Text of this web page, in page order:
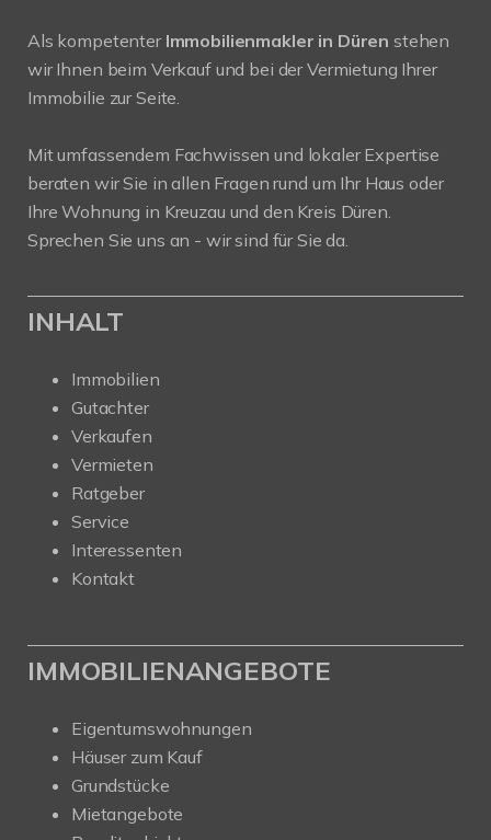
Als kompetenter Immobilienmakler in Düren stehen
wir Ihnen beim Verkauf und bei der Vermietung Ihrer
Immobilie zur Seite.
Mit umfassendem Fachwissen und lokaler Expertise
beraten wir Sie in allen Fragen rund um Ihr Haus oder
Ihre Wohnung in Kreuzau und den Kreis Düren.
Sprechen Sie uns an - wir sind für Sie da.
INHALT
Immobilien
Gutachter
Verkaufen
Vermieten
Ratgeber
Service
Interessenten
Kontakt
IMMOBILIENANGEBOTE
Eigentumswohnungen
Häuser zum Kauf
Grundstücke
Mietangebote